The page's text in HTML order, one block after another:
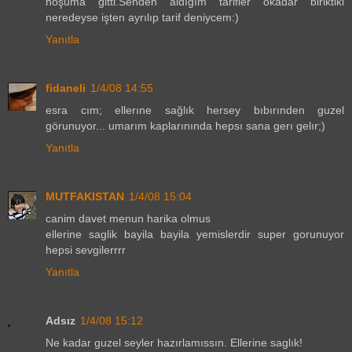
neredeyse işten ayrılıp tarif deniycem:)
Yanıtla
fidaneli 1/4/08 14:55
esra cım; ellerıne sağlık hersey bıbırınden guzel
görunuyor... umarım kaplarınında hepsı sana gerı gelır;)
Yanıtla
MUTFAKISTAN 1/4/08 15:04
canim davet menun harika olmus
ellerine saglik bayila bayila yemislerdir super gorunuyor
hepsi sevgilerrrr
Yanıtla
Adsız 1/4/08 15:12
Ne kadar guzel seyler hazırlamıssın. Ellerine saglık!